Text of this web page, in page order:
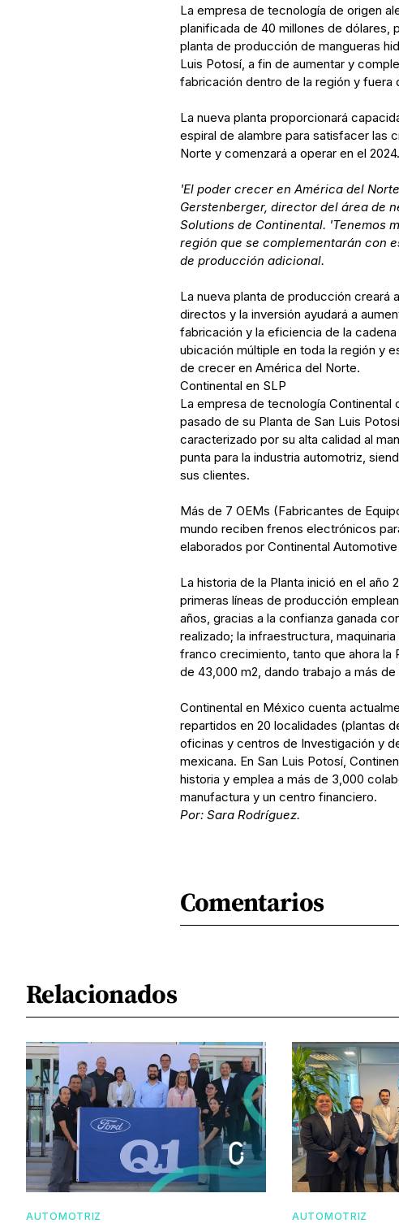
La empresa de tecnología de origen
planificada de 40 millones de dólares,
planta de producción de mangueras
Luis Potosí, a fin de aumentar y
fabricación dentro de la región y fuera
La nueva planta proporcionará
espiral de alambre para satisfacer las
Norte y comenzará a operar en el 2024.
'El poder crecer en América del
Gerstenberger, director del área de
Solutions de Continental. 'Tenemos
región que se complementarán con
de producción adicional.
La nueva planta de producción creará
directos y la inversión ayudará a
fabricación y la eficiencia de la
ubicación múltiple en toda la región y
de crecer en América del Norte.
Continental en SLP
La empresa de tecnología Continental
pasado de su Planta de San Luis
caracterizado por su alta calidad al
punta para la industria automotriz,
sus clientes.
Más de 7 OEMs (Fabricantes de
mundo reciben frenos electrónicos
elaborados por Continental
La historia de la Planta inició en el año
primeras líneas de producción
años, gracias a la confianza ganada
realizado; la infraestructura,
franco crecimiento, tanto que ahora la
de 43,000 m2, dando trabajo a más
Continental en México cuenta
repartidos en 20 localidades (plantas
oficinas y centros de Investigación y
mexicana. En San Luis Potosí,
historia y emplea a más de 3,000
manufactura y un centro financiero.
Por: Sara Rodríguez.
Comentarios
Relacionados
AUTOMOTRIZ AUTOMOTRIZ